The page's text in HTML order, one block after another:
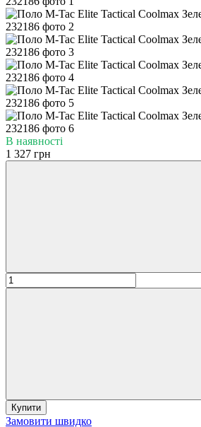
В наявності
1 327 грн
Купити
Замовити швидко